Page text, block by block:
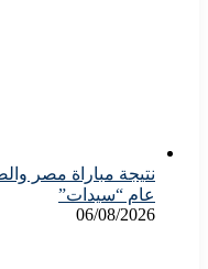
عام “سيدات”
06/08/2026